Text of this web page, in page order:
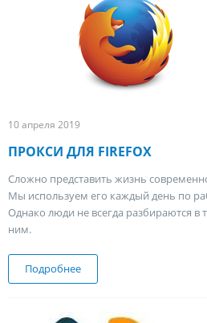
10 апреля 2019
ПРОКСИ ДЛЯ FIREFOX
Сложно представить жизнь
Мы используем его каждый день по
Однако люди не всегда разбираются в
ним.
Подробнее